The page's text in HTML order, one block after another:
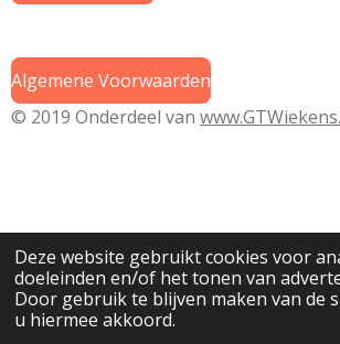
Deze website gebruikt cookies voor
doeleinden en/of het tonen van
Door gebruik te blijven maken van de
u hiermee akkoord.
Algemene Voorwaarden
© 2019 Onderdeel van